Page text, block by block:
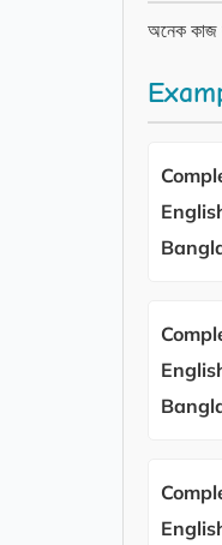
অনেক কাজ